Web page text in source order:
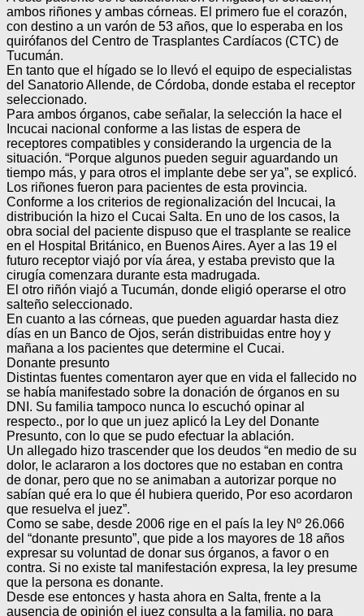
ambos riñones y ambas córneas. El primero fue el corazón,
con destino a un varón de 53 años, que lo esperaba en los
quirófanos del Centro de Trasplantes Cardíacos (CTC) de
Tucumán.
En tanto que el hígado se lo llevó el equipo de especialistas
del Sanatorio Allende, de Córdoba, donde estaba el receptor
seleccionado.
Para ambos órganos, cabe señalar, la selección la hace el
Incucai nacional conforme a las listas de espera de
receptores compatibles y considerando la urgencia de la
situación. “Porque algunos pueden seguir aguardando un
tiempo más, y para otros el implante debe ser ya”, se explicó.
Los riñones fueron para pacientes de esta provincia.
Conforme a los criterios de regionalización del Incucai, la
distribución la hizo el Cucai Salta. En uno de los casos, la
obra social del paciente dispuso que el trasplante se realice
en el Hospital Británico, en Buenos Aires. Ayer a las 19 el
futuro receptor viajó por vía área, y estaba previsto que la
cirugía comenzara durante esta madrugada.
El otro riñón viajó a Tucumán, donde eligió operarse el otro
salteño seleccionado.
En cuanto a las córneas, que pueden aguardar hasta diez
días en un Banco de Ojos, serán distribuidas entre hoy y
mañana a los pacientes que determine el Cucai.
Donante presunto
Distintas fuentes comentaron ayer que en vida el fallecido no
se había manifestado sobre la donación de órganos en su
DNI. Su familia tampoco nunca lo escuchó opinar al
respecto., por lo que un juez aplicó la Ley del Donante
Presunto, con lo que se pudo efectuar la ablación.
Un allegado hizo trascender que los deudos “en medio de su
dolor, le aclararon a los doctores que no estaban en contra
de donar, pero que no se animaban a autorizar porque no
sabían qué era lo que él hubiera querido, Por eso acordaron
que resuelva el juez”.
Como se sabe, desde 2006 rige en el país la ley Nº 26.066
del “donante presunto”, que pide a los mayores de 18 años
expresar su voluntad de donar sus órganos, a favor o en
contra. Si no existe tal manifestación expresa, la ley presume
que la persona es donante.
Desde ese entonces y hasta ahora en Salta, frente a la
ausencia de opinión el juez consulta a la familia, no para